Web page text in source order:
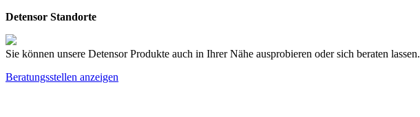
Detensor Standorte
Sie können unsere Detensor Produkte auch in Ihrer Nähe ausprobieren oder sich beraten lassen.
Beratungsstellen anzeigen